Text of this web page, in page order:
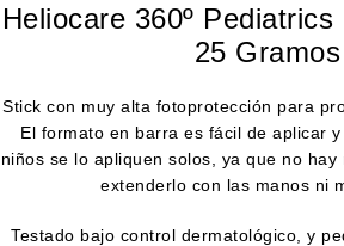
Heliocare 360º
25 Gramos
Stick con muy alta fotoprotección para
El formato en barra es fácil de aplicar
niños se lo apliquen solos, ya que no
extenderlo con las manos ni
Testado bajo control dermatológico, y